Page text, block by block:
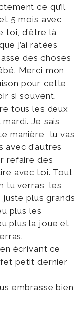
ce qu’il
5 mois avec
toi, d’être là
j’ai ratées
des choses
Merci mon
pour cette
si souvent.
tous les deux
Je sais
manière, tu vas
d’autres
refaire des
avec toi. Tout
tu verras, les
plus grands
plus les
plus la joue et
écrivant ce
petit dernier
embrasse bien